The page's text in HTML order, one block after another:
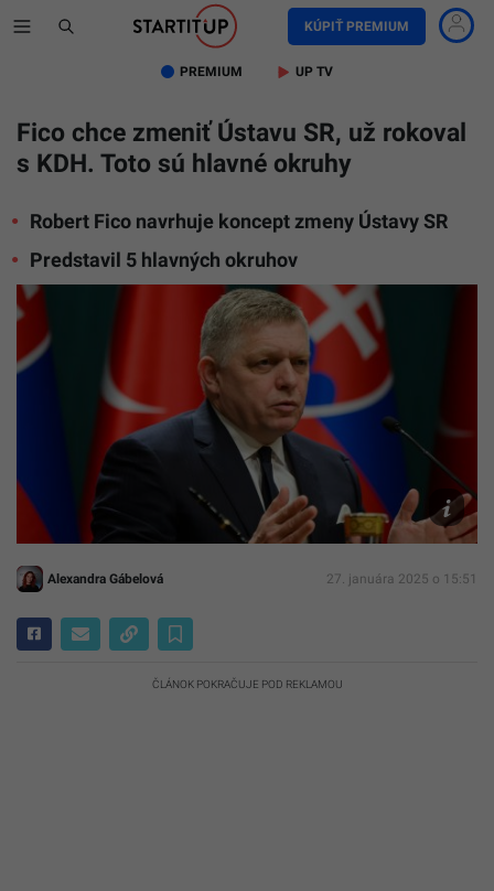
KÚPIŤ PREMIUM
PREMIUM UP TV
Fico chce zmeniť Ústavu SR, už rokoval
s KDH. Toto sú hlavné okruhy
Robert Fico navrhuje koncept zmeny Ústavy SR
Predstavil 5 hlavných okruhov
TASR/
Novák
Alexandra Gábelová 27. januára 2025 o 15:51
ČLÁNOK POKRAČUJE POD REKLAMOU